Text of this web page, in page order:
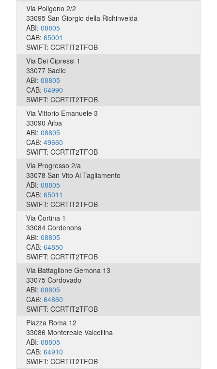
Via Poligono 2/2
33095 San Giorgio della Richinvelda
ABI: 08805
CAB: 65001
SWIFT: CCRTIT2TFOB
Via Dei Cipressi 1
33077 Sacile
ABI: 08805
CAB: 64990
SWIFT: CCRTIT2TFOB
Via Vittorio Emanuele 3
33090 Arba
ABI: 08805
CAB: 49660
SWIFT: CCRTIT2TFOB
Via Progresso 2/a
33078 San Vito Al Tagliamento
ABI: 08805
CAB: 65011
SWIFT: CCRTIT2TFOB
Via Cortina 1
33084 Cordenons
ABI: 08805
CAB: 64850
SWIFT: CCRTIT2TFOB
Via Battaglione Gemona 13
33075 Cordovado
ABI: 08805
CAB: 64860
SWIFT: CCRTIT2TFOB
Piazza Roma 12
33086 Montereale Valcellina
ABI: 08805
CAB: 64910
SWIFT: CCRTIT2TFOB